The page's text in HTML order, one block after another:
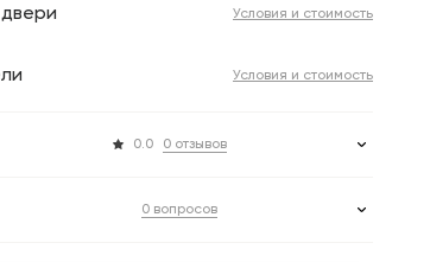
Условия и стоимость
Условия и стоимость
0.0 0 отзывов
0 вопросов